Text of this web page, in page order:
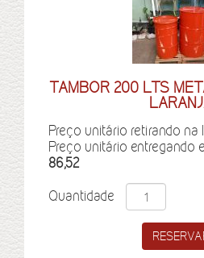
TAMBOR 200 LTS
Preço unitário retirando na
Preço unitário entregando
86,52
Quantidade